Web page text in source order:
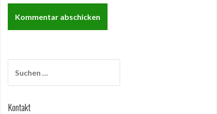
nach:
Kontakt